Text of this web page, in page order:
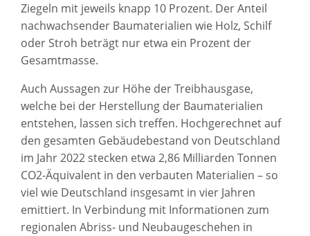
Ziegeln mit jeweils knapp 10 Prozent. Der Anteil
nachwachsender Baumaterialien wie Holz, Schilf
oder Stroh beträgt nur etwa ein Prozent der
Gesamtmasse.
Auch Aussagen zur Höhe der Treibhausgase,
welche bei der Herstellung der Baumaterialien
entstehen, lassen sich treffen. Hochgerechnet auf
den gesamten Gebäudebestand von Deutschland
im Jahr 2022 stecken etwa 2,86 Milliarden Tonnen
CO2-Äquivalent in den verbauten Materialien – so
viel wie Deutschland insgesamt in vier Jahren
emittiert. In Verbindung mit Informationen zum
regionalen Abriss- und Neubaugeschehen in